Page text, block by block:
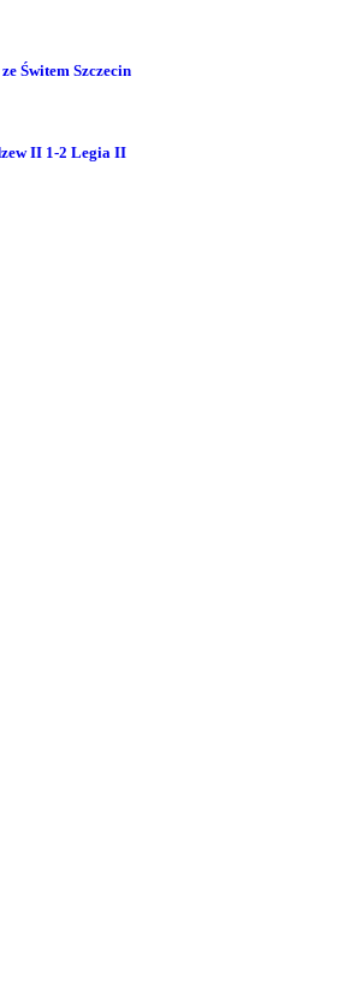
Świtem Szczecin
II 1-2 Legia II